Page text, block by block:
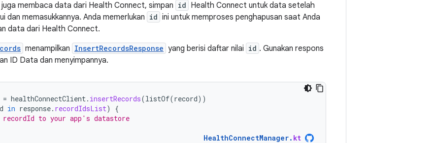
juga membaca data dari Health Connect, simpan id Health Connect untuk data setelah
dan memasukkannya. Anda memerlukan id ini untuk memproses penghapusan saat Anda
data dari Health Connect.
menampilkan InsertRecordsResponse yang berisi daftar nilai id . Gunakan respons
ID Data dan menyimpannya.
= healthConnectClient. insertRecords(listOf(record))
in response. recordIdsList)
{
to your app's datastore
HealthConnectManager. kt